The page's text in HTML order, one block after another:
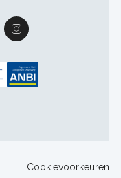
Instagram
Cookievoorkeuren